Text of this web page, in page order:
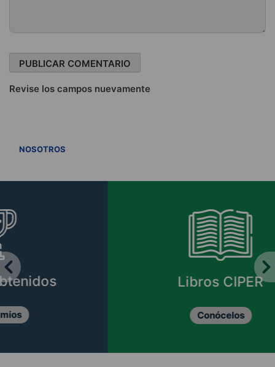
Revise los campos nuevamente
NOSOTROS
Libros CIPER